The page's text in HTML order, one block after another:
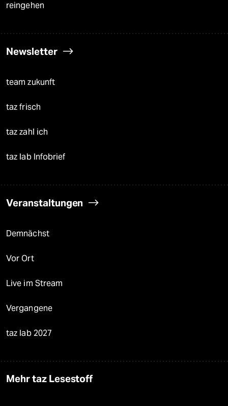
reingehen
Newsletter
team zukunft
taz frisch
taz zahl ich
taz lab Infobrief
Veranstaltungen
Demnächst
Vor Ort
Live im Stream
Vergangene
taz lab 2027
Mehr taz Lesestoff